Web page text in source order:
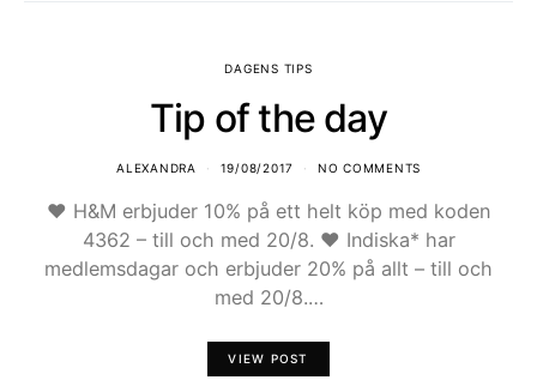
DAGENS TIPS
Tip of the day
ALEXANDRA 19/08/2017 NO COMMENTS
♥ H&M erbjuder 10% på ett helt köp med koden
4362 – till och med 20/8. ♥ Indiska* har
medlemsdagar och erbjuder 20% på allt – till och
med 20/8.…
VIEW POST